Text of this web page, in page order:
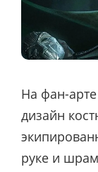
На фан-
дизайн
руке и